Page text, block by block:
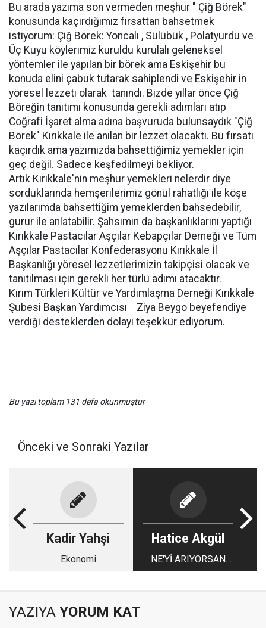
Bu arada yazıma son vermeden meşhur " Çiğ Börek"
konusunda kaçırdığımız fırsattan bahsetmek
istiyorum: Çiğ Börek: Yoncalı , Sülübük , Polatyurdu ve
Üç Kuyu köylerimiz kuruldu kurulalı geleneksel
yöntemler ile yapılan bir börek ama Eskişehir bu
konuda elini çabuk tutarak sahiplendi ve Eskişehir in
yöresel lezzeti olarak tanındı. Bizde yıllar önce Çiğ
Böreğin tanıtımı konusunda gerekli adımları atıp
Coğrafi İşaret alma adına başvuruda bulunsaydık "Çiğ
Börek" Kırıkkale ile anılan bir lezzet olacaktı. Bu fırsatı
kaçırdık ama yazımızda bahsettiğimiz yemekler için
geç değil. Sadece keşfedilmeyi bekliyor.
Artık Kırıkkale'nin meşhur yemekleri nelerdir diye
sorduklarında hemşerilerimiz gönül rahatlığı ile köşe
yazılarımda bahsettiğim yemeklerden bahsedebilir,
gurur ile anlatabilir. Şahsımın da başkanlıklarını yaptığı
Kırıkkale Pastacılar Aşçılar Kebapçılar Derneği ve Tüm
Aşçılar Pastacılar Konfederasyonu Kırıkkale İl
Başkanlığı yöresel lezzetlerimizin takipçisi olacak ve
tanıtılması için gerekli her türlü adımı atacaktır.
Kırım Türkleri Kültür ve Yardımlaşma Derneği Kırıkkale
Şubesi Başkan Yardımcısı Ziya Beygo beyefendiye
verdiği desteklerden dolayı teşekkür ediyorum.
Bu yazı toplam 131 defa okunmuştur
Önceki ve Sonraki Yazılar
Kadir Yahşi
Ekonomi
Hatice Akgül
NE'Yİ ARIYORSAN
O'SUN SEN
YAZIYA YORUM KAT